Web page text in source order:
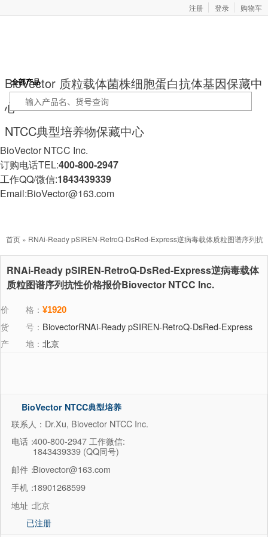
注册 登录 购物车
BioVector 质粒载体菌株细胞蛋白抗体基因保藏中
心
NTCC典型培养物保藏中心
全部产品
BioVector NTCC Inc.
订购电话TEL:400-800-2947
工作QQ/微信:1843439339
Email:BioVector@163.com
首页 » RNAi-Ready pSIREN-RetroQ-DsRed-Express逆病毒载体质粒图谱序列抗
性价格报价Biovector NTCC Inc.
RNAi-Ready pSIREN-RetroQ-DsRed-Express逆病毒载体
质粒图谱序列抗性价格报价Biovector NTCC Inc.
价 格： ¥1920
货 号： BiovectorRNAi-Ready pSIREN-RetroQ-DsRed-Express
产 地： 北京
BioVector NTCC典型培养
联系人：Dr.Xu, Biovector NTCC Inc.
电话：400-800-2947 工作微信:
1843439339 (QQ同号)
邮件：Biovector@163.com
手机：18901268599
地址：北京
已注册